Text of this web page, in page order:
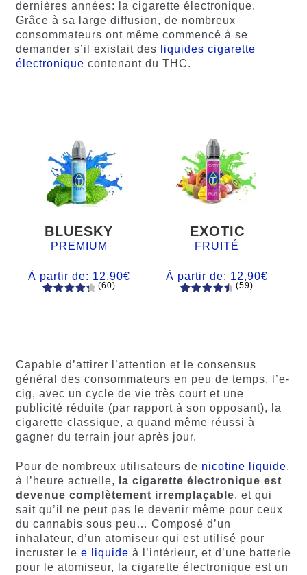
dernières années: la cigarette électronique.
Grâce à sa large diffusion, de nombreux
consommateurs ont même commencé à se
demander s’il existait des
liquides cigarette
électronique contenant du THC.
BLUESKY
PREMIUM
À partir de: 12,90€
notations
client
(60)
EXOTIC
FRUITÉ
À partir de: 12,90€
client
(59)
Capable d’attirer l’attention et le consensus
général des consommateurs en peu de temps, l’e-
cig, avec un cycle de vie très court et une
publicité réduite (par rapport à son opposant), la
cigarette classique, a quand même réussi à
gagner du terrain jour après jour.
Pour de nombreux utilisateurs de nicotine liquide,
à l’heure actuelle,
la cigarette électronique est
devenue complètement irremplaçable, et qui
sait qu’il ne peut pas le devenir même pour ceux
du cannabis sous peu… Composé d’un
inhalateur, d’un atomiseur qui est utilisé pour
incruster le e liquide à l’intérieur, et d’une batterie
pour le atomiseur, la cigarette électronique est un